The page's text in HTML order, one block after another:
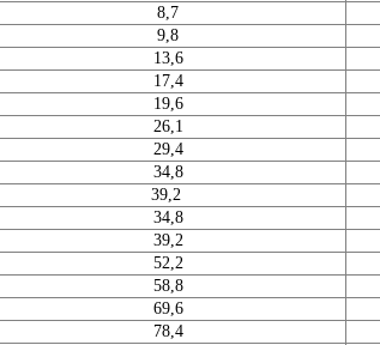
8,7
9,8
13,6
17,4
19,6
26,1
29,4
34,8
39,2
34,8
39,2
52,2
58,8
69,6
78,4